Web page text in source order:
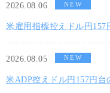
2026.08.06 NEW
米雇用指標控えドル円157
2026.08.05 NEW
米ADP控えドル円157円台